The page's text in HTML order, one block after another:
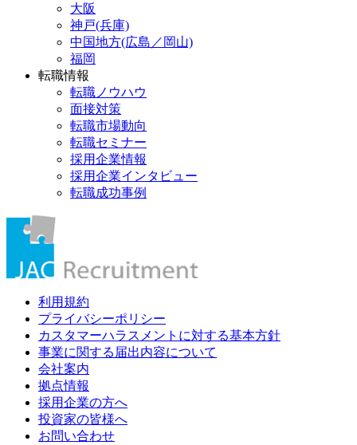
大阪
神戸(兵庫)
中国地方(広島／岡山)
福岡
転職情報
転職ノウハウ
面接対策
転職市場動向
転職セミナー
採用企業情報
採用企業インタビュー
転職成功事例
利用規約
プライバシーポリシー
カスタマーハラスメントに対する基本方針
事業に関する届出内容について
会社案内
拠点情報
採用企業の方へ
投資家の皆様へ
お問い合わせ